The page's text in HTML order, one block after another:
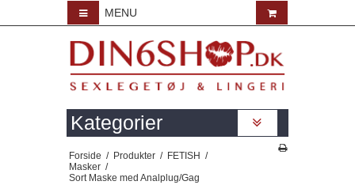
MENU
Kategorier
Forside / Produkter / FETISH /
Masker /
Sort Maske med Analplug/Gag